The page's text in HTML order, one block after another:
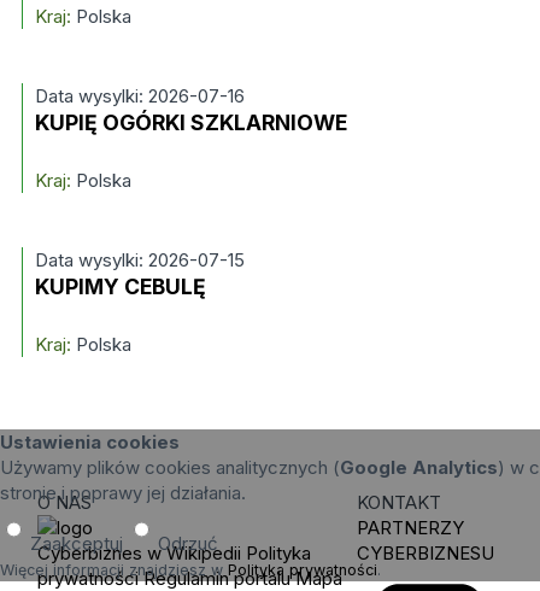
Kraj: Polska
Data wysylki: 2026-07-16
KUPIĘ OGÓRKI SZKLARNIOWE
Kraj: Polska
Data wysylki: 2026-07-15
KUPIMY CEBULĘ
Kraj: Polska
Ustawienia cookies
Używamy plików cookies analitycznych (Google Analytics) w
stronie i poprawy jej działania.
Zaakceptuj Odrzuć
Więcej informacji znajdziesz w Polityka prywatności.
O NAS
Cyberbiznes w Wikipedii Polityka
prywatności Regulamin portalu Mapa
KONTAKT
PARTNERZY
CYBERBIZNESU